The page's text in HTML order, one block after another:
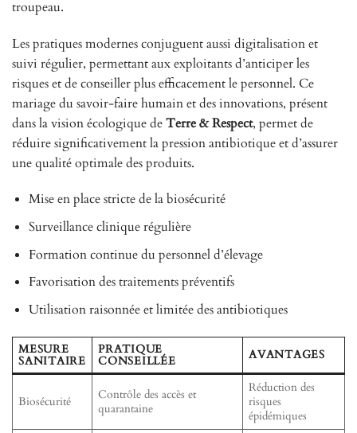
troupeau.
Les pratiques modernes conjuguent aussi digitalisation et
suivi régulier, permettant aux exploitants d’anticiper les
risques et de conseiller plus efficacement le personnel. Ce
mariage du savoir-faire humain et des innovations, présent
dans la vision écologique deTerre & Respect, permet de
réduire significativement la pression antibiotique et d’assurer
une qualité optimale des produits.
Mise en place stricte de la biosécurité
Surveillance clinique régulière
Formation continue du personnel d’élevage
Favorisation des traitements préventifs
Utilisation raisonnée et limitée des antibiotiques
MESURE
SANITAIRE
PRATIQUE
CONSEILLÉE AVANTAGES
Biosécurité
Contrôle des accès et
quarantaine
Réduction des
risques
épidémiques